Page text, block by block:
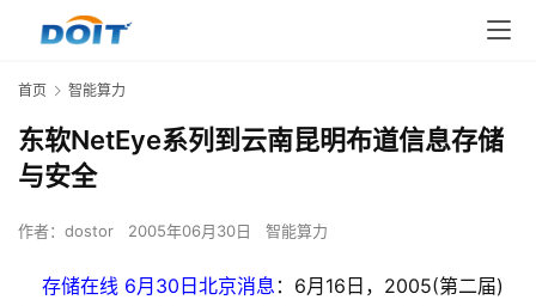
首页 智能算力
东软NetEye系列到云南昆明布道信息存储
与安全
作者： dostor 2005年06月30日 智能算力
存储在线 6月30日北京消息 ：6月16日，2005(第二届)